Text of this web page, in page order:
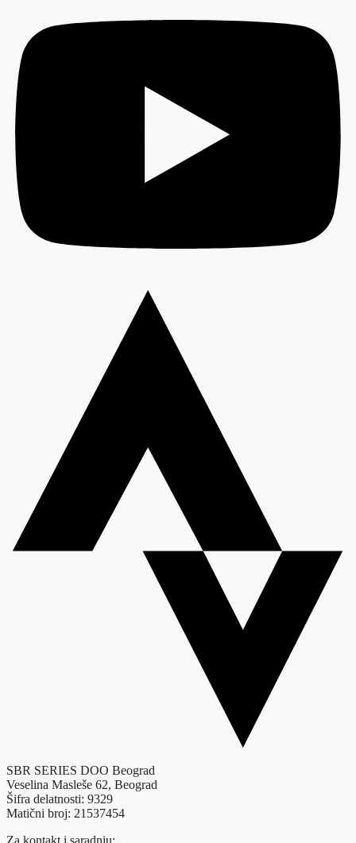
SBR SERIES DOO Beograd
Veselina Masleše 62, Beograd
Šifra delatnosti: 9329
Matični broj: 21537454